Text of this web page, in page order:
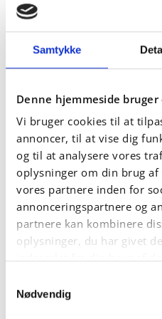
Samtykke
Denne hjemmeside bruger
Vi bruger cookies til at
annoncer, til at vise dig
og til at analysere vores
oplysninger om din brug af
vores partnere inden for
annonceringspartnere og
partnere kan kombinere
oplysninger, du har givet
Nødvendig
tilstand. Derfor tilbyder
netværk og den tilsvarende
Også kaldet Fail-safe over
sikkerhedsnetværk
fordelagtigt i applikationer
kabel til sikkerhed, hvilket
pladsbehov inde i
Følgende tabel beskriver